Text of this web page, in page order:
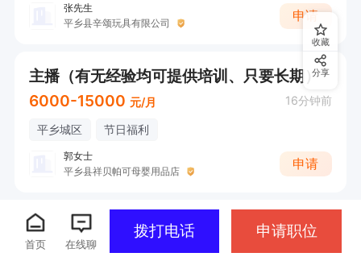
张先生
平乡县辛颂玩具有限公司
申请
主播（有无经验均可提供培训、只要长期）
6000-15000 元/月 16分钟前
平乡城区 节日福利
郭女士
平乡县祥贝帕可母婴用品店
申请
收藏
分享
首页 在线聊
拨打电话 申请职位